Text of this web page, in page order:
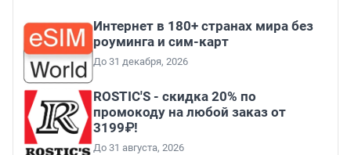
Интернет в 180+ странах мира без
роуминга и сим-карт
До 31 декабря, 2026
ROSTIC'S - скидка 20% по
промокоду на любой заказ от
3199₽!
До 31 августа, 2026